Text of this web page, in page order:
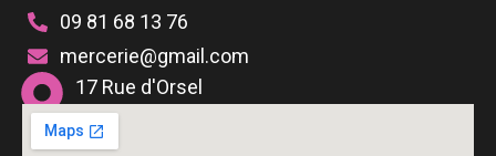
09 81 68 13 76
mercerie@gmail.com
17 Rue d'Orsel
75018 Paris